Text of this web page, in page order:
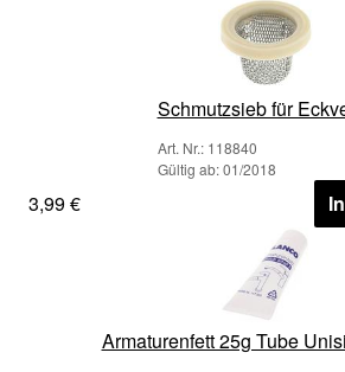
Schmutzsieb für
Art. Nr.: 118840
Gültig ab: 01/2018
3,99 €
Armaturenfett 25g Tube